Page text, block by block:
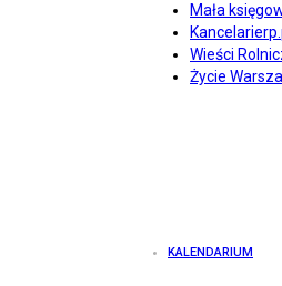
Mała
Wieści
Życie
KALENDARIUM